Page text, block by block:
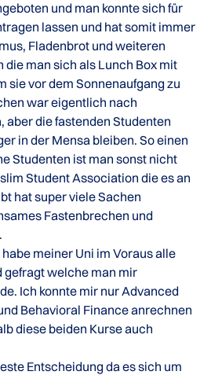
und man konnte sich für
lassen und hat somit immer
Fladenbrot und weiteren
man sich als Lunch Box mit
sie vor dem Sonnenaufgang zu
war eigentlich nach
aber die fastenden Studenten
in der Mensa bleiben. So einen
Studenten ist man sonst nicht
Student Association die es an
hat super viele Sachen
Fastenbrechen und
meiner Uni im Voraus alle
gefragt welche man mir
Ich konnte mir nur Advanced
Behavioral Finance anrechnen
diese beiden Kurse auch
Entscheidung da es sich um